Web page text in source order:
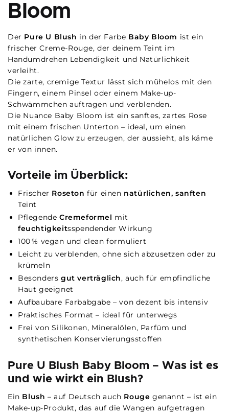
Bloom
Der Pure U Blush in der Farbe Baby Bloom ist ein
frischer Creme-Rouge, der deinem Teint im
Handumdrehen Lebendigkeit und Natürlichkeit
verleiht.
Die zarte, cremige Textur lässt sich mühelos mit den
Fingern, einem Pinsel oder einem Make-up-
Schwämmchen auftragen und verblenden.
Die Nuance Baby Bloom ist ein sanftes, zartes Rose
mit einem frischen Unterton – ideal, um einen
natürlichen Glow zu erzeugen, der aussieht, als käme
er von innen.
Vorteile im Überblick:
Frischer Roseton für einen natürlichen, sanften
Teint
Pflegende Cremeformel mit
feuchtigkeitsspendender Wirkung
100 % vegan und clean formuliert
Leicht zu verblenden, ohne sich abzusetzen oder zu
krümeln
Besonders gut verträglich, auch für empfindliche
Haut geeignet
Aufbaubare Farbabgabe – von dezent bis intensiv
Praktisches Format – ideal für unterwegs
Frei von Silikonen, Mineralölen, Parfüm und
synthetischen Konservierungsstoffen
Pure U Blush Baby Bloom – Was ist es
und wie wirkt ein Blush?
Ein Blush – auf Deutsch auch Rouge genannt – ist ein
Make-up-Produkt, das auf die Wangen aufgetragen